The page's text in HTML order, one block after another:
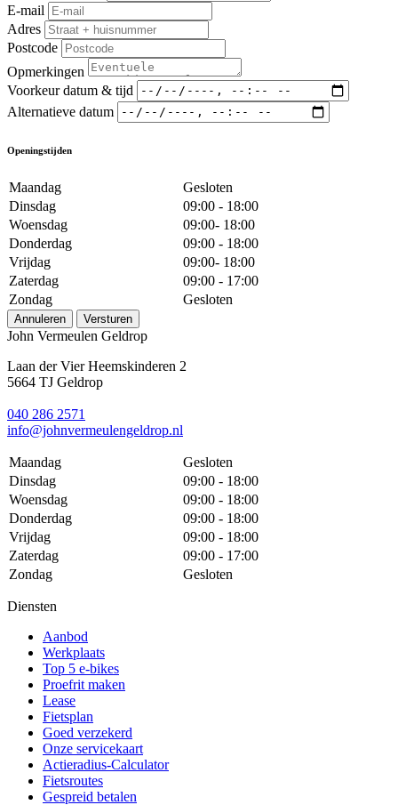
E-mail
Adres
Postcode
Opmerkingen
Voorkeur datum & tijd
Alternatieve datum
Openingstijden
Maandag
Gesloten
Dinsdag
09:00 - 18:00
Woensdag
09:00- 18:00
Donderdag
09:00 - 18:00
Vrijdag
09:00- 18:00
Zaterdag
09:00 - 17:00
Zondag
Gesloten
Annuleren Versturen
John Vermeulen Geldrop
Laan der Vier Heemskinderen 2
5664 TJ Geldrop
040 286 2571
info@johnvermeulengeldrop.nl
Maandag
Gesloten
Dinsdag
09:00 - 18:00
Woensdag
09:00 - 18:00
Donderdag
09:00 - 18:00
Vrijdag
09:00 - 18:00
Zaterdag
09:00 - 17:00
Zondag
Gesloten
Diensten
Aanbod
Werkplaats
Top 5 e-bikes
Proefrit maken
Lease
Fietsplan
Goed verzekerd
Onze servicekaart
Actieradius-Calculator
Fietsroutes
Gespreid betalen